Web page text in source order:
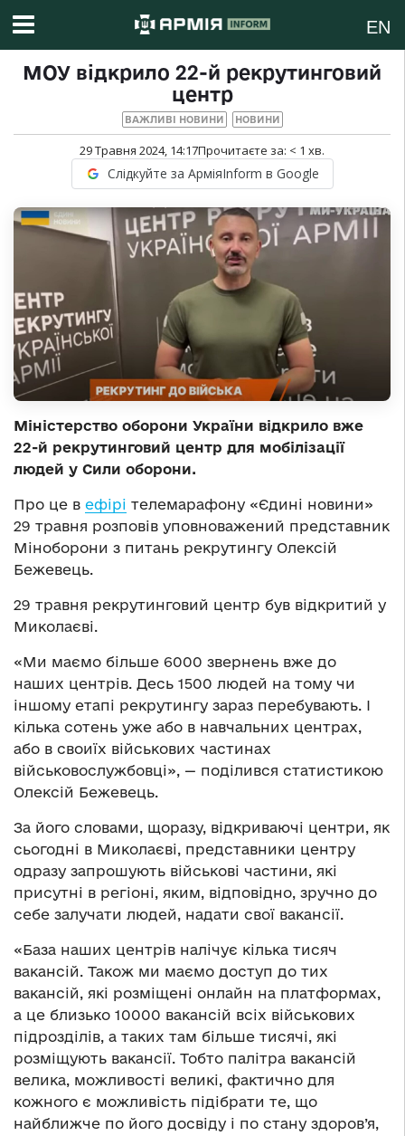
EN
МОУ відкрило 22-й рекрутинговий
центр
ВАЖЛИВІ НОВИНИ НОВИНИ
29 Травня 2024, 14:17Прочитаєте за: < 1 хв.
Слідкуйте за АрміяInform в Google
Міністерство оборони України відкрило вже
22-й рекрутинговий центр для мобілізації
людей у Сили оборони.
Про це в ефірі телемарафону «Єдині новини»
29 травня розповів уповноважений представник
Міноборони з питань рекрутингу Олексій
Бежевець.
29 травня рекрутинговий центр був відкритий у
Миколаєві.
«Ми маємо більше 6000 звернень вже до
наших центрів. Десь 1500 людей на тому чи
іншому етапі рекрутингу зараз перебувають. І
кілька сотень уже або в навчальних центрах,
або в своиїх військових частинах
військовослужбовці», — поділився статистикою
Олексій Бежевець.
За його словами, щоразу, відкриваючі центри, як
сьогодні в Миколаєві, представники центру
одразу запрошують військові частини, які
присутні в регіоні, яким, відповідно, зручно до
себе залучати людей, надати свої вакансії.
«База наших центрів налічує кілька тисяч
вакансій. Також ми маємо доступ до тих
вакансій, які розміщені онлайн на платформах,
а це близько 10000 вакансій всіх військових
підрозділів, а таких там більше тисячі, які
розміщують вакансії. Тобто палітра вакансій
велика, можливості великі, фактично для
кожного є можливість підібрати те, що
найближче по його досвіду і по стану здоров’я,